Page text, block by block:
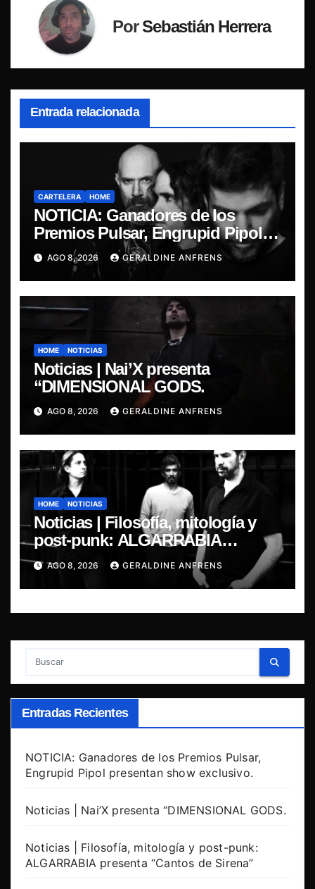
PorSebastián Herrera
Entrada relacionada
CARTELERA HOME
NOTICIA: Ganadores de los
Premios Pulsar, Engrupid Pipol
presentan show exclusivo.
AGO 8, 2026 GERALDINE ANFRENS
HOME NOTICIAS
Noticias | Nai’X presenta
“DIMENSIONAL GODS.
AGO 8, 2026 GERALDINE ANFRENS
HOME NOTICIAS
Noticias | Filosofía, mitología y
post-punk: ALGARRABIA
presenta “Cantos de Sirena”
AGO 8, 2026 GERALDINE ANFRENS
Entradas Recientes
NOTICIA: Ganadores de los Premios Pulsar,
Engrupid Pipol presentan show exclusivo.
Noticias | Nai’X presenta “DIMENSIONAL GODS.
Noticias | Filosofía, mitología y post-punk:
ALGARRABIA presenta “Cantos de Sirena”